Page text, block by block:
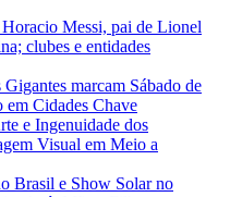
Messi, pai de Lionel
clubes e entidades
marcam Sábado de
em Cidades Chave
e Ingenuidade dos
Visual em Meio a
Brasil e Show Solar no